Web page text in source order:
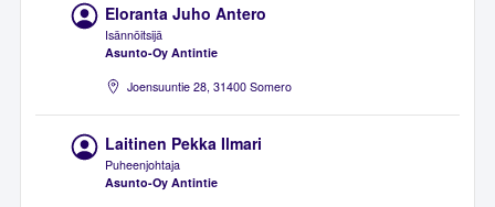
Eloranta Juho Antero
Isännöitsijä
Asunto-Oy Antintie
Joensuuntie 28, 31400 Somero
Laitinen Pekka Ilmari
Puheenjohtaja
Asunto-Oy Antintie